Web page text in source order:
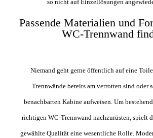
so nicht auf Einzellösungen
Passende Materialien und
WC-Trennwand
Niemand geht gerne öffentlich auf eine
Trennwände bereits am verrotten sind oder
benachbarten Kabine aufweisen. Um
richtigen WC-Trennwand nachzurüsten, spielt
gewählte Qualität eine wesentliche Rolle.